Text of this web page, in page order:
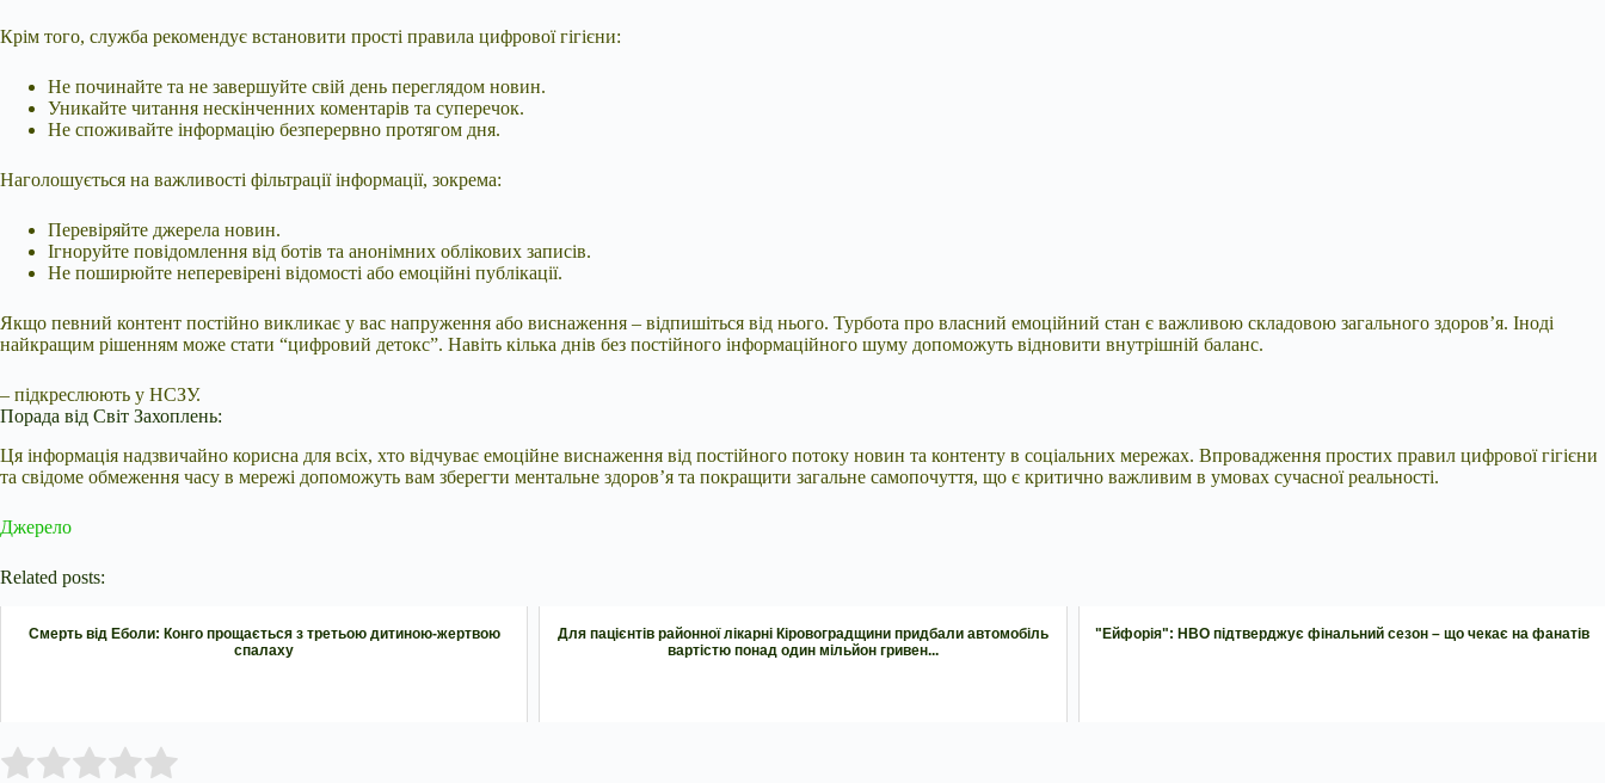
Крім того, служба рекомендує встановити прості правила цифрової гігієни:
Не починайте та не завершуйте свій день переглядом новин.
Уникайте читання нескінченних коментарів та суперечок.
Не споживайте інформацію безперервно протягом дня.
Наголошується на важливості фільтрації інформації, зокрема:
Перевіряйте джерела новин.
Ігноруйте повідомлення від ботів та анонімних облікових записів.
Не поширюйте неперевірені відомості або емоційні публікації.
Якщо певний контент постійно викликає у вас напруження або виснаження – відпишіться від нього. Турбота про власний емоційний стан є важливою складовою загального здоров’я. Іноді
найкращим рішенням може стати “цифровий детокс”. Навіть кілька днів без постійного інформаційного шуму допоможуть відновити внутрішній баланс.
– підкреслюють у НСЗУ.
Порада від Світ Захоплень:
Ця інформація надзвичайно корисна для всіх, хто відчуває емоційне виснаження від постійного потоку новин та контенту в соціальних мережах. Впровадження простих правил цифрової гігієни
та свідоме обмеження часу в мережі допоможуть вам зберегти ментальне здоров’я та покращити загальне самопочуття, що є критично важливим в умовах сучасної реальності.
Джерело
Related posts:
Смерть від Еболи: Конго прощається з третьою дитиною-жертвою
спалаху
Для пацієнтів районної лікарні Кіровоградщини придбали автомобіль
вартістю понад один мільйон гривен...
"Ейфорія": HBO підтверджує фінальний сезон – що чекає на фанатів
Rate this item: